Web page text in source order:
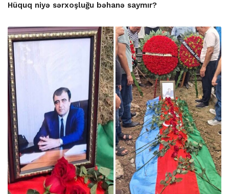
Hüquq niyə sərxoşluğu bəhanə saymır?